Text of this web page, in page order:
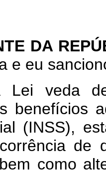
DA
e eu
Lei veda
benefícios
(INSS),
de
como